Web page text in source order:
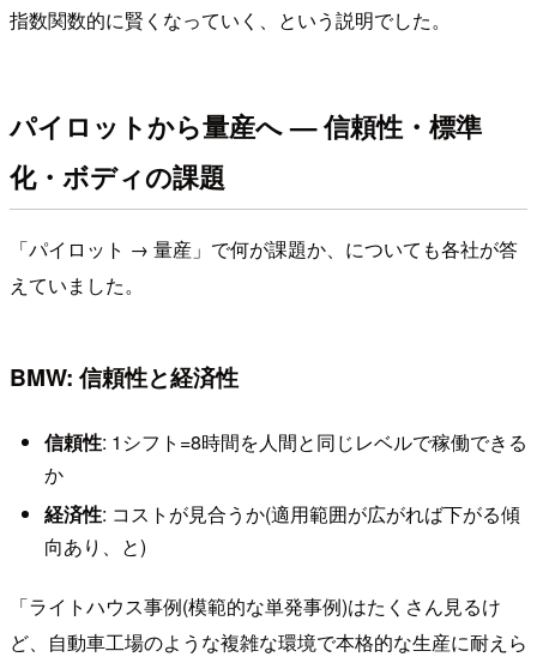
指数関数的に賢くなっていく、という説明でした。
パイロットから量産へ — 信頼性・標準
化・ボディの課題
「パイロット → 量産」で何が課題か、についても各社が答
えていました。
BMW: 信頼性と経済性
信頼性: 1シフト=8時間を人間と同じレベルで稼働できる
か
経済性: コストが見合うか(適用範囲が広がれば下がる傾
向あり、と)
「ライトハウス事例(模範的な単発事例)はたくさん見るけ
ど、自動車工場のような複雑な環境で本格的な生産に耐えら